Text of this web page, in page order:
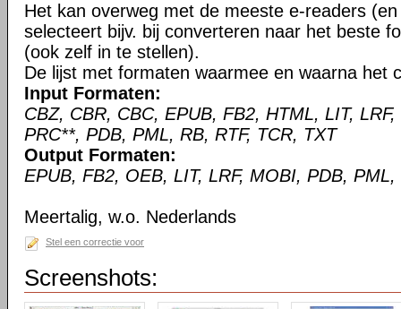
Het kan overweg met de meeste e-readers
selecteert bijv. bij converteren naar het beste
(ook zelf in te stellen).
De lijst met formaten waarmee en waarna het
Input Formaten:
CBZ, CBR, CBC, EPUB, FB2, HTML, LIT,
PRC**, PDB, PML, RB, RTF, TCR, TXT
Output Formaten:
EPUB, FB2, OEB, LIT, LRF, MOBI, PDB,
Meertalig, w.o. Nederlands
Stel een correctie voor
Screenshots: